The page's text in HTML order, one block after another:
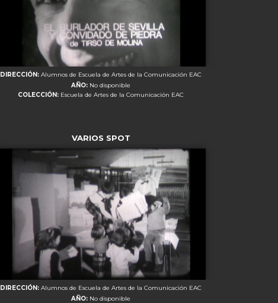
DIRECCIÓN:Alumnos de Escuela de Artes de la Comunicación EAC
AÑO: No disponible
COLECCIÓN: Escuela de Artes de la Comunicación EAC
VARIOS SPOT
DIRECCIÓN:Alumnos de Escuela de Artes de la Comunicación EAC
AÑO: No disponible